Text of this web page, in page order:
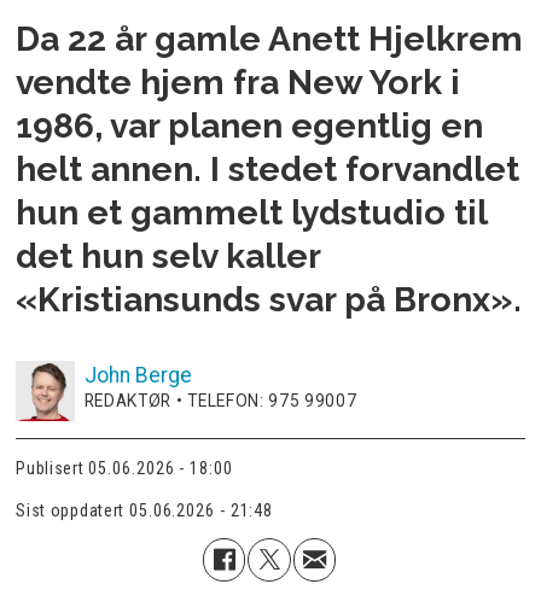
Da 22 år gamle Anett Hjelkrem
vendte hjem fra New York i
1986, var planen egentlig en
helt annen. I stedet forvandlet
hun et gammelt lydstudio til
det hun selv kaller
«Kristiansunds svar på Bronx».
John Berge
REDAKTØR • TELEFON: 975 99007
Publisert 05.06.2026 - 18:00
Sist oppdatert 05.06.2026 - 21:48